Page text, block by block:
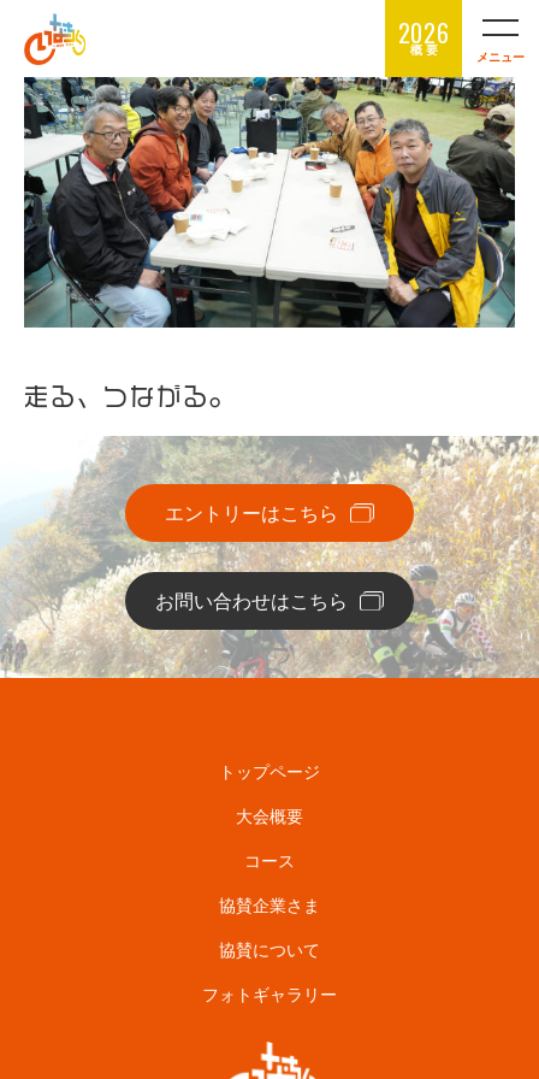
2026
概 要
メニュー
走る、つながる。
エントリーはこちら
お問い合わせはこちら
トップページ
大会概要
コース
協賛企業さま
協賛について
フォトギャラリー